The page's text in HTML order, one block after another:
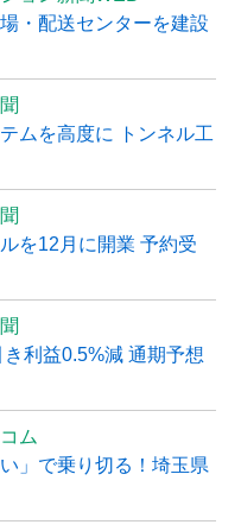
・配送センターを建設
ムを高度に トンネル工
を12月に開業 予約受
利益0.5%減 通期予想
ム
」で乗り切る！埼玉県